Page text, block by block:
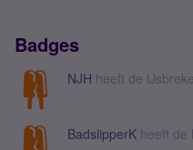
Badges
NJH heeft de
BadslipperK heeft de